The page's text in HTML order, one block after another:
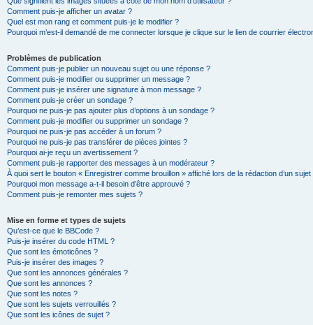
Comment puis-je afficher un avatar ?
Quel est mon rang et comment puis-je le modifier ?
Pourquoi m’est-il demandé de me connecter lorsque je clique sur le lien de courrier
Problèmes de publication
Comment puis-je publier un nouveau sujet ou une réponse ?
Comment puis-je modifier ou supprimer un message ?
Comment puis-je insérer une signature à mon message ?
Comment puis-je créer un sondage ?
Pourquoi ne puis-je pas ajouter plus d’options à un sondage ?
Comment puis-je modifier ou supprimer un sondage ?
Pourquoi ne puis-je pas accéder à un forum ?
Pourquoi ne puis-je pas transférer de pièces jointes ?
Pourquoi ai-je reçu un avertissement ?
Comment puis-je rapporter des messages à un modérateur ?
À quoi sert le bouton « Enregistrer comme brouillon » affiché lors de la rédaction d’un sujet
Pourquoi mon message a-t-il besoin d’être approuvé ?
Comment puis-je remonter mes sujets ?
Mise en forme et types de sujets
Qu’est-ce que le BBCode ?
Puis-je insérer du code HTML ?
Que sont les émoticônes ?
Puis-je insérer des images ?
Que sont les annonces générales ?
Que sont les annonces ?
Que sont les notes ?
Que sont les sujets verrouillés ?
Que sont les icônes de sujet ?